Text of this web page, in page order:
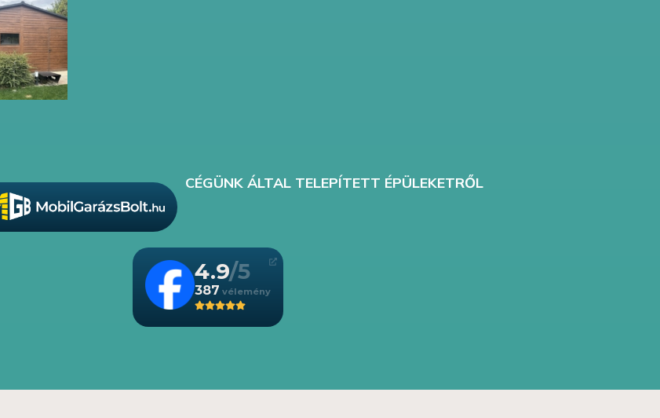
CÉGÜNK ÁLTAL TELEPÍTETT ÉPÜLEKETRŐL
4.9
387